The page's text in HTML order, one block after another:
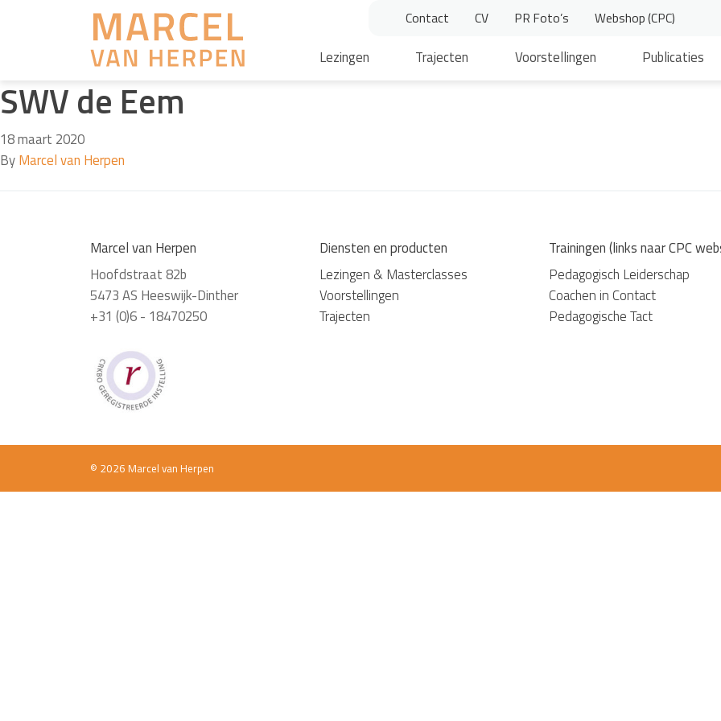
Contact CV PR Foto’s Webshop (CPC)
Lezingen Trajecten Voorstellingen Publicaties
SWV de Eem
18 maart 2020
ByMarcel van Herpen
Marcel van Herpen
Hoofdstraat 82b
5473 AS Heeswijk-Dinther
+31 (0)6 - 18470250
Diensten en producten
Lezingen & Masterclasses
Voorstellingen
Trajecten
Trainingen (links naar CPC
Pedagogisch Leiderschap
Coachen in Contact
Pedagogische Tact
© 2026 Marcel van Herpen